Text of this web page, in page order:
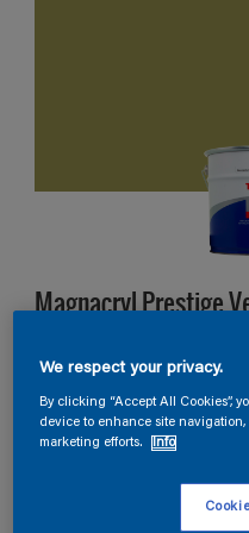
Magnacryl Prestige
TDG3-067
We respect your privacy.
By clicking “Accept All Cookies”,
device to enhance site
marketing efforts.
Info